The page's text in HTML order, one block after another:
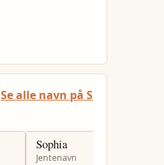
Se alle navn på S
Sophia
Jentenavn